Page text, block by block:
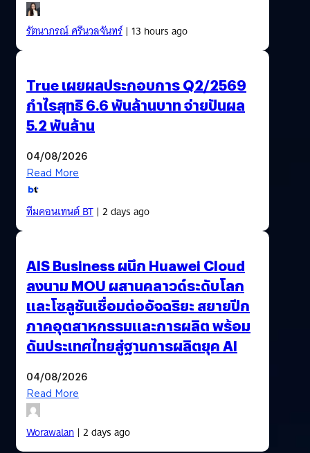
รัตนาภรณ์ ศรีนวลจันทร์| 13 hours ago
True เผยผลประกอบการ Q2/2569
กำไรสุทธิ 6.6 พันล้านบาท จ่ายปันผล
5.2 พันล้าน
04/08/2026
Read More
ทีมคอนเทนต์ BT| 2 days ago
AIS Business ผนึก Huawei Cloud
ลงนาม MOU ผสานคลาวด์ระดับโลก
และโซลูชันเชื่อมต่ออัจฉริยะ สยายปีก
ภาคอุตสาหกรรมและการผลิต พร้อม
ดันประเทศไทยสู่ฐานการผลิตยุค AI
04/08/2026
Read More
Worawalan| 2 days ago